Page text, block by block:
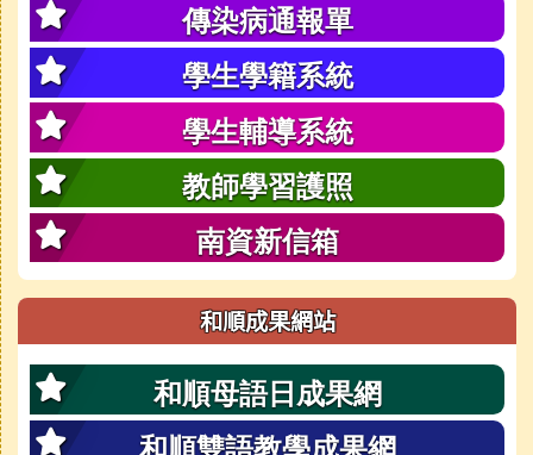
傳染病通報單
學生學籍系統
學生輔導系統
教師學習護照
南資新信箱
和順成果網站
和順母語日成果網
和順雙語教學成果網